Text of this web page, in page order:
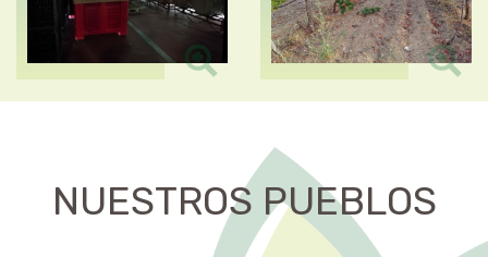
NUESTROS PUEBLOS